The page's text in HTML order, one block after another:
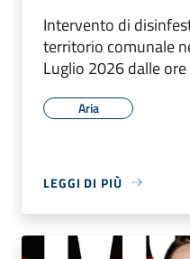
Intervento di
territorio comunale
Luglio 2026 dalle
Aria
LEGGI DI PIÙ